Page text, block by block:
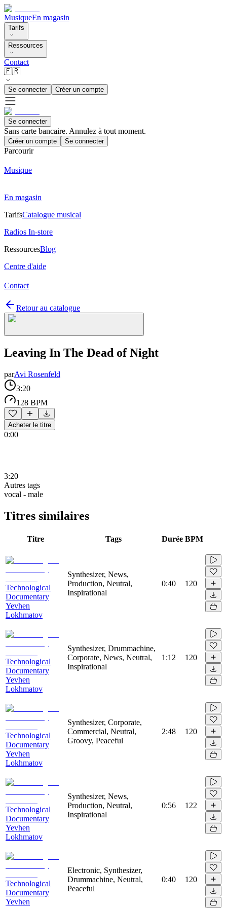
MusiqueEn magasin
Tarifs
Ressources
Contact
🇫🇷
Se connecter Créer un compte
Se connecter
Sans carte bancaire. Annulez à tout moment.
Créer un compte Se connecter
Parcourir
Musique
En magasin
TarifsCatalogue musical
Radios In-store
RessourcesBlog
Centre d'aide
Contact
Retour au catalogue
Leaving In The Dead of Night
parAvi Rosenfeld
3:20
128 BPM
Acheter le titre
0:00
3:20
Autres tags
vocal - male
Titres similaires
Titre Tags Durée BPM
Technological
Documentary
Yevhen
Lokhmatov
Synthesizer, News,
Production, Neutral,
Inspirational
0:40 120
Technological
Documentary
Yevhen
Lokhmatov
Synthesizer, Drummachine,
Corporate, News, Neutral,
Inspirational
1:12 120
Technological
Documentary
Yevhen
Lokhmatov
Synthesizer, Corporate,
Commercial, Neutral,
Groovy, Peaceful
2:48 120
Technological
Documentary
Yevhen
Lokhmatov
Synthesizer, News,
Production, Neutral,
Inspirational
0:56 122
Technological
Documentary
Yevhen
Electronic, Synthesizer,
Drummachine, Neutral,
Peaceful
0:40 120